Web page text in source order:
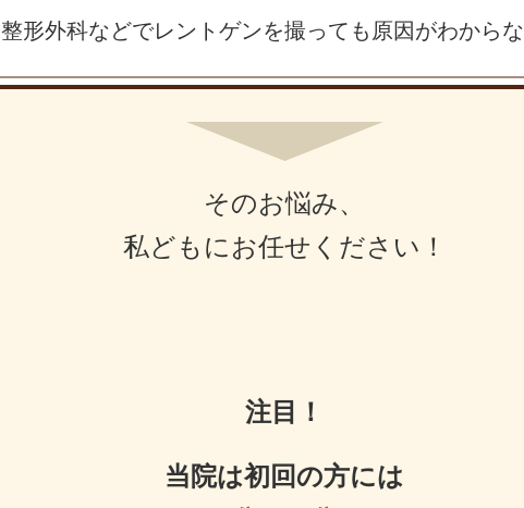
整形外科などでレントゲンを撮っても原因がわから
そのお悩み、
私どもにお任せください！
注目！
当院は初回の方には